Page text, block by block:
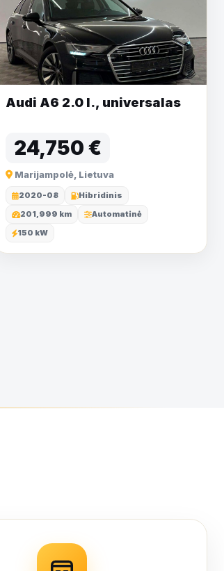
Audi A6 2.0 l., universalas
24,750 €
Marijampolė, Lietuva
2020-08
Hibridinis
201,999 km
Automatinė
150 kW